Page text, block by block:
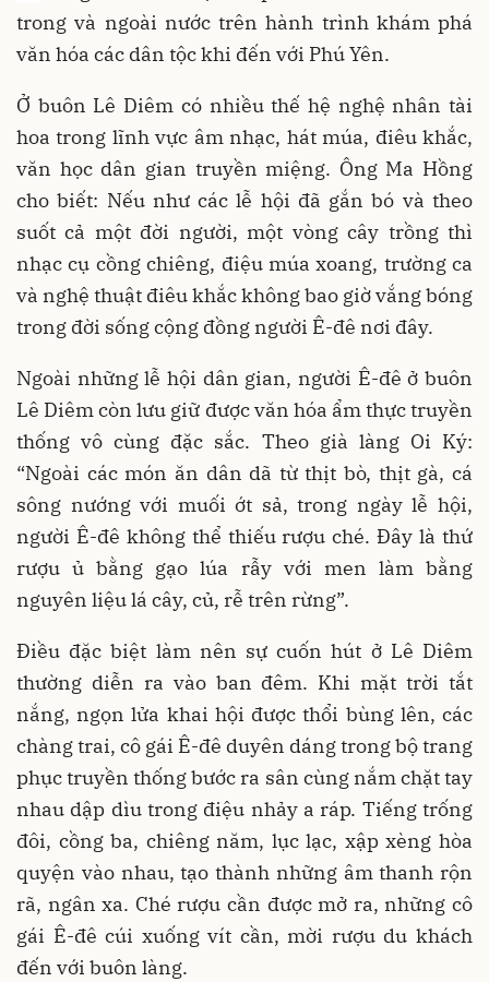
trong và ngoài nước trên hành trình khám phá
văn hóa các dân tộc khi đến với Phú Yên.
Ở buôn Lê Diêm có nhiều thế hệ nghệ nhân tài
hoa trong lĩnh vực âm nhạc, hát múa, điêu khắc,
văn học dân gian truyền miệng. Ông Ma Hồng
cho biết: Nếu như các lễ hội đã gắn bó và theo
suốt cả một đời người, một vòng cây trồng thì
nhạc cụ cồng chiêng, điệu múa xoang, trường ca
và nghệ thuật điêu khắc không bao giờ vắng bóng
trong đời sống cộng đồng người Ê-đê nơi đây.
Ngoài những lễ hội dân gian, người Ê-đê ở buôn
Lê Diêm còn lưu giữ được văn hóa ẩm thực truyền
thống vô cùng đặc sắc. Theo già làng Oi Ký:
“Ngoài các món ăn dân dã từ thịt bò, thịt gà, cá
sông nướng với muối ớt sả, trong ngày lễ hội,
người Ê-đê không thể thiếu rượu ché. Đây là thứ
rượu ủ bằng gạo lúa rẫy với men làm bằng
nguyên liệu lá cây, củ, rễ trên rừng”.
Điều đặc biệt làm nên sự cuốn hút ở Lê Diêm
thường diễn ra vào ban đêm. Khi mặt trời tắt
nắng, ngọn lửa khai hội được thổi bùng lên, các
chàng trai, cô gái Ê-đê duyên dáng trong bộ trang
phục truyền thống bước ra sân cùng nắm chặt tay
nhau dập dìu trong điệu nhảy a ráp. Tiếng trống
đôi, cồng ba, chiêng năm, lục lạc, xập xèng hòa
quyện vào nhau, tạo thành những âm thanh rộn
rã, ngân xa. Ché rượu cần được mở ra, những cô
gái Ê-đê cúi xuống vít cần, mời rượu du khách
đến với buôn làng.